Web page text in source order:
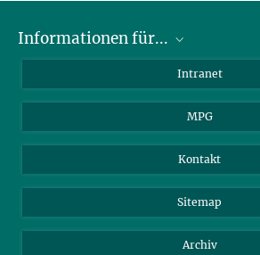
Informationen für...
Studenten
Journalisten
Intranet
MPG
Kontakt
Sitemap
Archiv